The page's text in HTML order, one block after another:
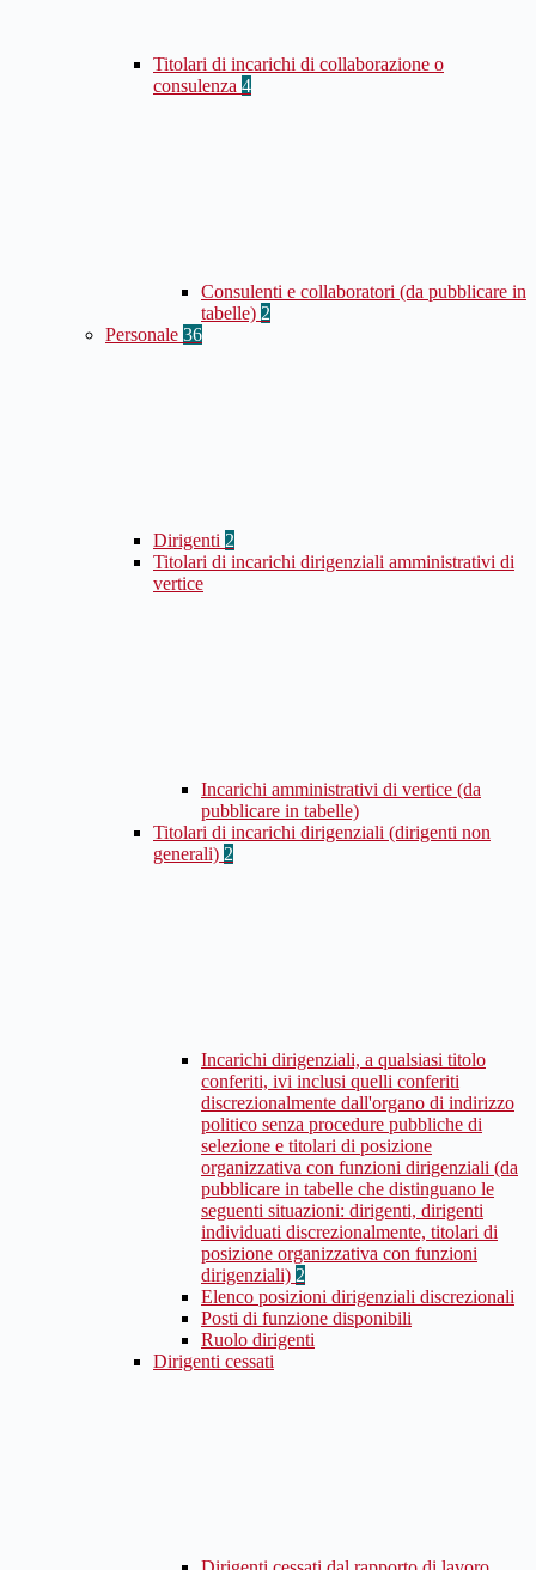
Titolari di incarichi di collaborazione o
consulenza 4
Consulenti e collaboratori (da pubblicare in
tabelle) 2
Personale 36
Dirigenti 2
Titolari di incarichi dirigenziali amministrativi di
vertice
Incarichi amministrativi di vertice (da
pubblicare in tabelle)
Titolari di incarichi dirigenziali (dirigenti non
generali) 2
Incarichi dirigenziali, a qualsiasi titolo
conferiti, ivi inclusi quelli conferiti
discrezionalmente dall'organo di indirizzo
politico senza procedure pubbliche di
selezione e titolari di posizione
organizzativa con funzioni dirigenziali (da
pubblicare in tabelle che distinguano le
seguenti situazioni: dirigenti, dirigenti
individuati discrezionalmente, titolari di
posizione organizzativa con funzioni
dirigenziali) 2
Elenco posizioni dirigenziali discrezionali
Posti di funzione disponibili
Ruolo dirigenti
Dirigenti cessati